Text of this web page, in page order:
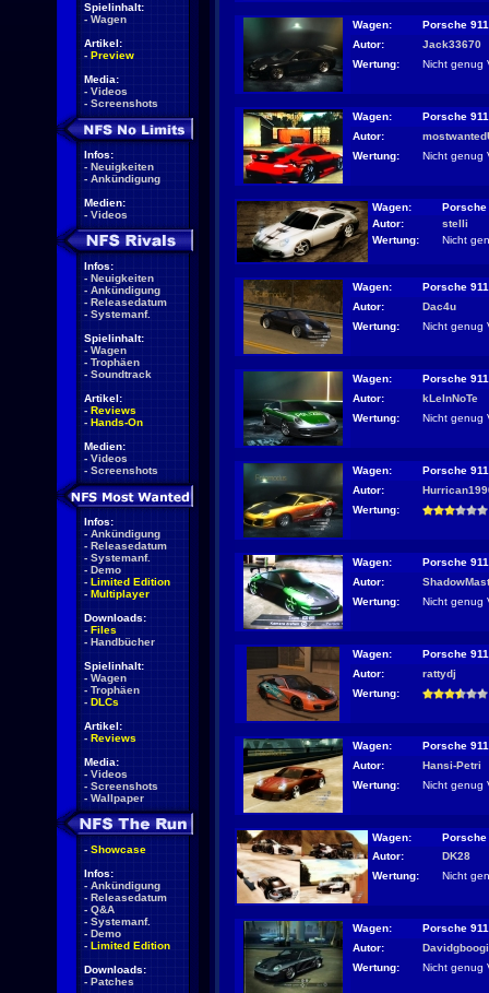
Spielinhalt:
- Wagen
Artikel:
- Preview
Media:
- Videos
- Screenshots
Infos:
- Neuigkeiten
- Ankündigung
Medien:
- Videos
Infos:
- Neuigkeiten
- Ankündigung
- Releasedatum
- Systemanf.
Spielinhalt:
- Wagen
- Trophäen
- Soundtrack
Artikel:
- Reviews
- Hands-On
Medien:
- Videos
- Screenshots
Infos:
- Ankündigung
- Releasedatum
- Systemanf.
- Demo
- Limited Edition
- Multiplayer
Downloads:
- Files
- Handbücher
Spielinhalt:
- Wagen
- Trophäen
- DLCs
Artikel:
- Reviews
Media:
- Videos
- Screenshots
- Wallpaper
- Showcase
Infos:
- Ankündigung
- Releasedatum
- Q&A
- Systemanf.
- Demo
- Limited Edition
Downloads:
- Patches
Wagen:
Porsche
Autor:
Jack33670
Wertung:
Nicht genug
Wagen:
Porsche
Autor:
Wertung:
Nicht genug
Wagen:
Porsche
Autor:
stelli
Wertung:
Nicht
Wagen:
Porsche
Autor:
Dac4u
Wertung:
Nicht genug
Wagen:
Porsche
Autor:
kLeInNoTe
Wertung:
Nicht genug
Wagen:
Porsche
Autor:
Wertung:
Wagen:
Porsche
Autor:
Wertung:
Nicht genug
Wagen:
Porsche
Autor:
rattydj
Wertung:
Wagen:
Porsche
Autor:
Hansi-Petri
Wertung:
Nicht genug
Wagen:
Porsche
Autor:
DK28
Wertung:
Nicht
Wagen:
Porsche
Autor:
Wertung:
Nicht genug